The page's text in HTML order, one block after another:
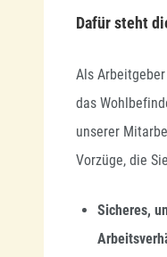
Dafür steht
Als
das
unserer
Vorzüge, die
Sicheres,